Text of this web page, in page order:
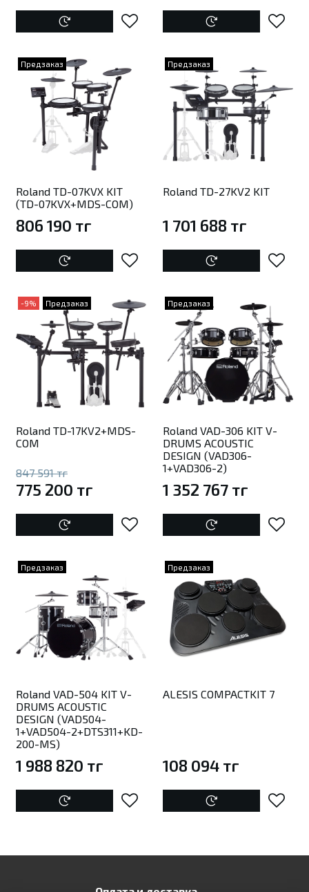
Предзаказ
Roland TD-07KVX KIT
(TD-07KVX+MDS-COM)
806 190 тг
Предзаказ
Roland TD-27KV2 KIT
1 701 688 тг
-9% Предзаказ
Roland TD-17KV2+MDS-
COM
847 591 тг
775 200 тг
Предзаказ
Roland VAD-306 KIT V-
DRUMS ACOUSTIC
DESIGN (VAD306-
1+VAD306-2)
1 352 767 тг
Предзаказ
Roland VAD-504 KIT V-
DRUMS ACOUSTIC
DESIGN (VAD504-
1+VAD504-2+DTS311+KD-
200-MS)
1 988 820 тг
Предзаказ
ALESIS COMPACTKIT 7
108 094 тг